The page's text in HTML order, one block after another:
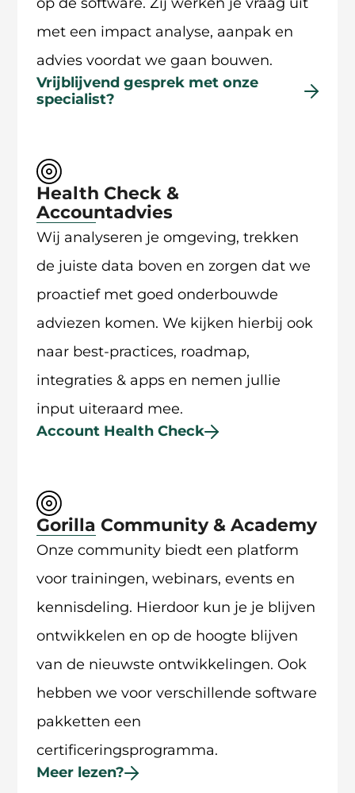
met een impact analyse, aanpak en
advies voordat we gaan bouwen.
Vrijblijvend gesprek met onze
specialist?
Health Check &
Accountadvies
Wij analyseren je omgeving, trekken
de juiste data boven en zorgen dat we
proactief met goed onderbouwde
adviezen komen. We kijken hierbij ook
naar best-practices, roadmap,
integraties & apps en nemen jullie
input uiteraard mee.
Account Health Check
Gorilla Community & Academy
Onze community biedt een platform
voor trainingen, webinars, events en
kennisdeling. Hierdoor kun je je blijven
ontwikkelen en op de hoogte blijven
van de nieuwste ontwikkelingen. Ook
hebben we voor verschillende software
pakketten een
certificeringsprogramma.
Meer lezen?